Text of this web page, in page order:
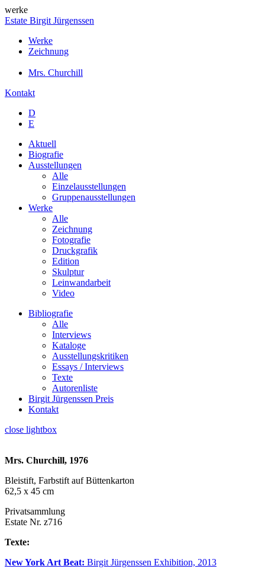
werke
Estate Birgit Jürgenssen
Werke
Zeichnung
Mrs. Churchill
Kontakt
D
E
Aktuell
Biografie
Ausstellungen
Alle
Einzelausstellungen
Gruppenausstellungen
Werke
Alle
Zeichnung
Fotografie
Druckgrafik
Edition
Skulptur
Leinwandarbeit
Video
Bibliografie
Alle
Interviews
Kataloge
Ausstellungskritiken
Essays / Interviews
Texte
Autorenliste
Birgit Jürgenssen Preis
Kontakt
close lightbox
Mrs. Churchill, 1976
Bleistift, Farbstift auf Büttenkarton
62,5 x 45 cm
Privatsammlung
Estate Nr. z716
Texte:
New York Art Beat: Birgit Jürgenssen Exhibition, 2013